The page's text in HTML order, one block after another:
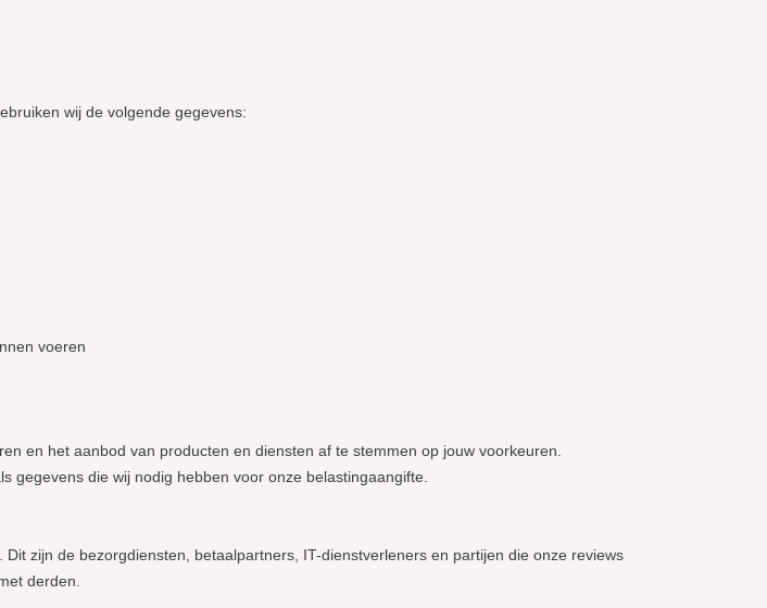
wij de volgende gegevens:
voeren
en het aanbod van producten en diensten af te stemmen op jouw voorkeuren.
gegevens die wij nodig hebben voor onze belastingaangifte.
zijn de bezorgdiensten, betaalpartners, IT-dienstverleners en partijen die onze reviews
derden.